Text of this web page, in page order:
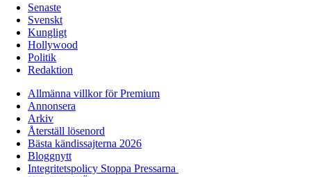
Senaste
Svenskt
Kungligt
Hollywood
Politik
Redaktion
Allmänna villkor för Premium
Annonsera
Arkiv
Återställ lösenord
Bästa kändissajterna 2026
Bloggnytt
Integritetspolicy Stoppa Pressarna